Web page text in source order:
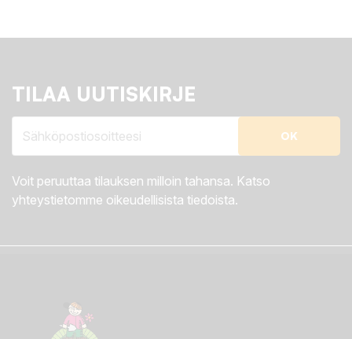
TILAA UUTISKIRJE
Voit peruuttaa tilauksen milloin tahansa. Katso
yhteystietomme oikeudellisista tiedoista.